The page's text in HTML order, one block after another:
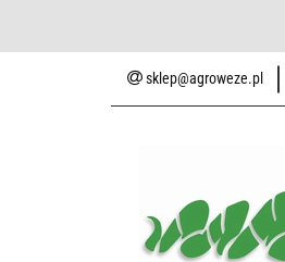
sklep@agroweze.pl